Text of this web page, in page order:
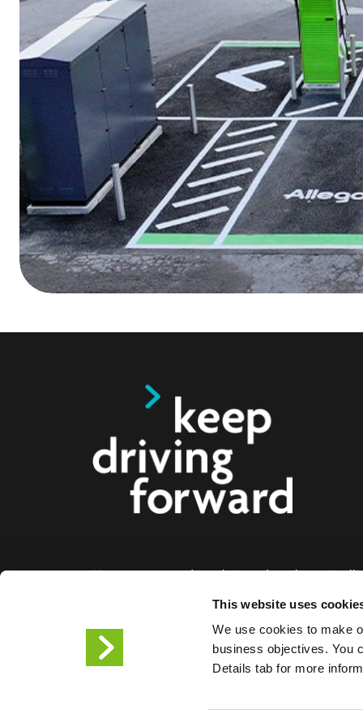
This website uses
We use cookies to make
business objectives. You
Details tab for more
Nous proposons des solutions de recharge
aux entreprises et aux villes. Nos solutions de
bout permettent aux entreprises et aux villes de
facilement l'infrastructure dont les conducteurs
ont besoin, tandis que l'évolutivité de nos